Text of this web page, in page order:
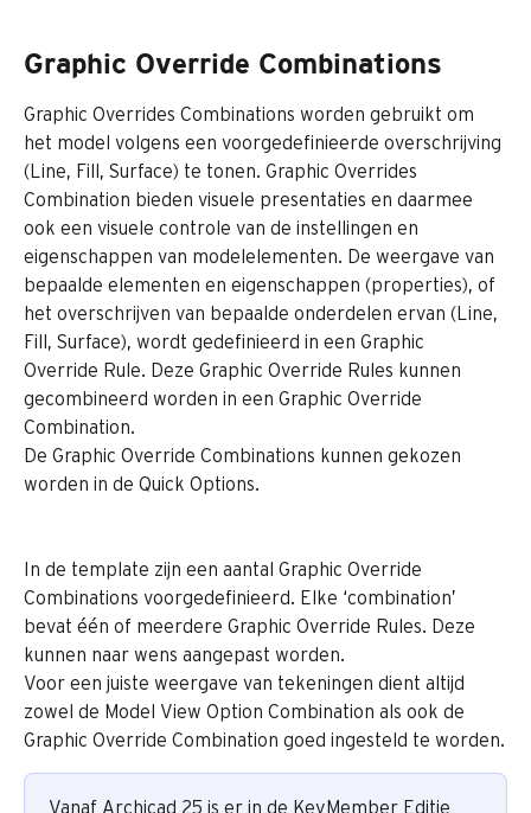
Graphic Override Combinations
Graphic Overrides Combinations worden gebruikt om
het model volgens een voorgedefinieerde overschrijving
(Line, Fill, Surface) te tonen. Graphic Overrides
Combination bieden visuele presentaties en daarmee
ook een visuele controle van de instellingen en
eigenschappen van modelelementen. De weergave van
bepaalde elementen en eigenschappen (properties), of
het overschrijven van bepaalde onderdelen ervan (Line,
Fill, Surface), wordt gedefinieerd in een Graphic
Override Rule. Deze Graphic Override Rules kunnen
gecombineerd worden in een Graphic Override
Combination.
De Graphic Override Combinations kunnen gekozen
worden in de Quick Options.
In de template zijn een aantal Graphic Override
Combinations voorgedefinieerd. Elke ‘combination’
bevat één of meerdere Graphic Override Rules. Deze
kunnen naar wens aangepast worden.
Voor een juiste weergave van tekeningen dient altijd
zowel de Model View Option Combination als ook de
Graphic Override Combination goed ingesteld te worden.
Vanaf Archicad 25 is er in de KeyMember Editie